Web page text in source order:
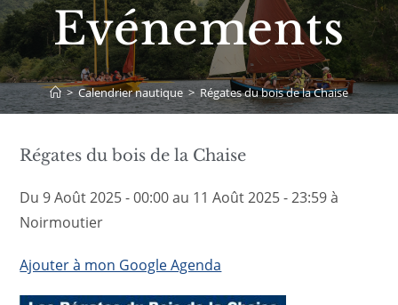
Evénements
> Calendrier nautique > Régates du bois de la Chaise
Régates du bois de la Chaise
Du 9 Août 2025 - 00:00 au 11 Août 2025 - 23:59 à
Noirmoutier
Ajouter à mon Google Agenda